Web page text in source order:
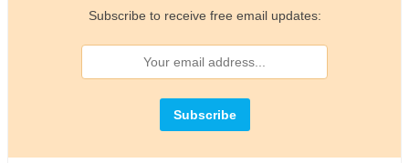
Subscribe to receive free email updates: